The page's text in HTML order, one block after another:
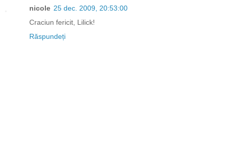
nicole 25 dec. 2009, 20:53:00
Craciun fericit, Lilick!
Răspundeți